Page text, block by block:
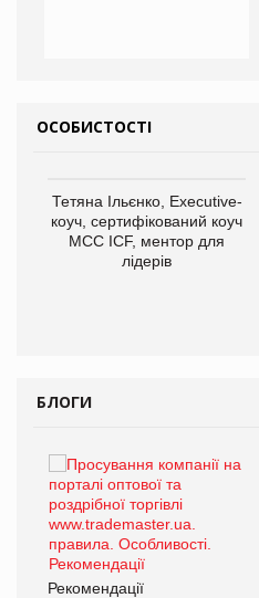
ОСОБИСТОСТІ
Тетяна Ільєнко, Executive-
коуч, сертифікований коуч
МСС ICF, ментор для
лідерів
БЛОГИ
Рекомендації